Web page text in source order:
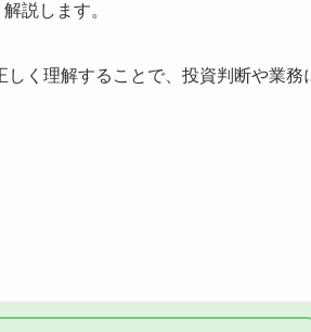
説します。
く理解することで、投資判断や業務